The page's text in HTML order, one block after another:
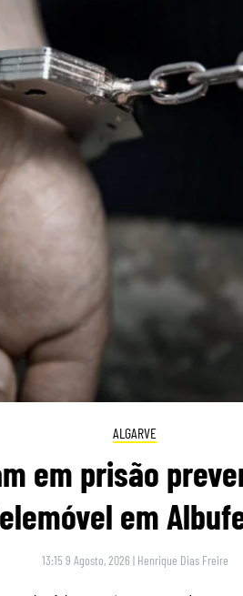
ALGARVE
em prisão
em
13:15 9 Agosto, 2026 | Henrique Dias Freire